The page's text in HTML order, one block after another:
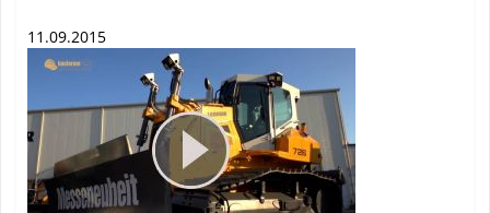
11.09.2015